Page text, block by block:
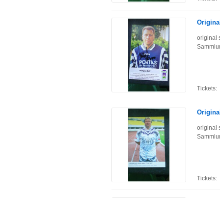
original
Tickets:
original
Tickets: